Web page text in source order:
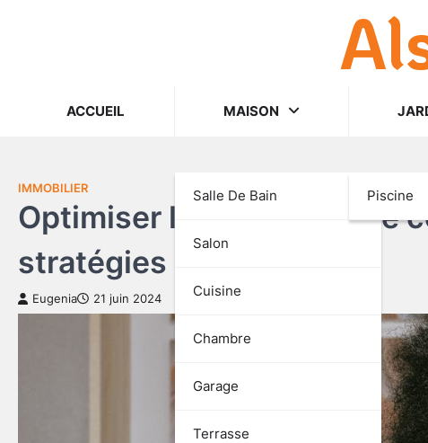
ACCUEIL MAISON
Salle De Bain
Salon
Cuisine
Chambre
Garage
Terrasse
Piscine
IMMOBILIER
Optimiser la gestion d’une
stratégies
Eugenia 21 juin 2024